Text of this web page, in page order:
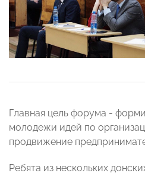
Главная цель форума -
молодежи идей по
продвижение
Ребята из нескольких